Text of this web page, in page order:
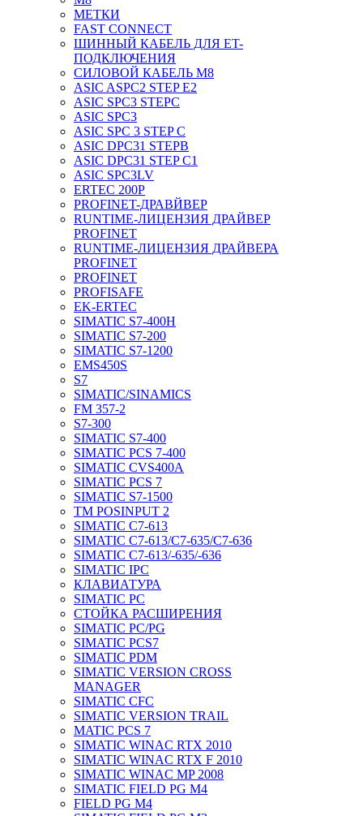
МЕТКИ
FAST CONNECT
ШИННЫЙ КАБЕЛЬ ДЛЯ ET-
ПОДКЛЮЧЕНИЯ
СИЛОВОЙ КАБЕЛЬ M8
ASIC ASPC2 STEP E2
ASIC SPC3 STEPC
ASIC SPC3
ASIC SPC 3 STEP C
ASIC DPC31 STEPB
ASIC DPC31 STEP C1
ASIC SPC3LV
ERTEC 200P
PROFINET-ДРАВЙВЕР
RUNTIME-ЛИЦЕНЗИЯ ДРАЙВЕР
PROFINET
RUNTIME-ЛИЦЕНЗИЯ ДРАЙВЕРА
PROFINET
PROFINET
PROFISAFE
EK-ERTEC
SIMATIC S7-400H
SIMATIC S7-200
SIMATIC S7-1200
EMS450S
S7
SIMATIC/SINAMICS
FM 357-2
S7-300
SIMATIC S7-400
SIMATIC PCS 7-400
SIMATIC CVS400A
SIMATIC PCS 7
SIMATIC S7-1500
TM POSINPUT 2
SIMATIC C7-613
SIMATIC C7-613/C7-635/C7-636
SIMATIC C7-613/-635/-636
SIMATIC IPC
КЛАВИАТУРА
SIMATIC PC
СТОЙКА РАСШИРЕНИЯ
SIMATIC PC/PG
SIMATIC PCS7
SIMATIC PDM
SIMATIC VERSION CROSS
MANAGER
SIMATIC CFC
SIMATIC VERSION TRAIL
MATIC PCS 7
SIMATIC WINAC RTX 2010
SIMATIC WINAC RTX F 2010
SIMATIC WINAC MP 2008
SIMATIC FIELD PG M4
FIELD PG M4